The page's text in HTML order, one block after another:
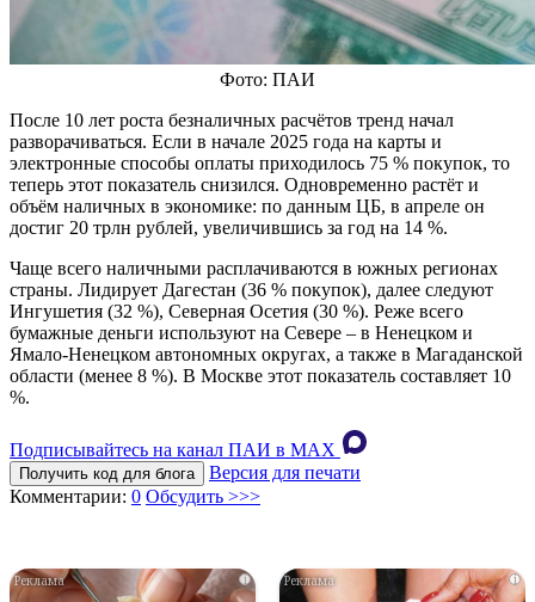
Фото: ПАИ
После 10 лет роста безналичных расчётов тренд начал
разворачиваться. Если в начале 2025 года на карты и
электронные способы оплаты приходилось 75 % покупок, то
теперь этот показатель снизился. Одновременно растёт и
объём наличных в экономике: по данным ЦБ, в апреле он
достиг 20 трлн рублей, увеличившись за год на 14 %.
Чаще всего наличными расплачиваются в южных регионах
страны. Лидирует Дагестан (36 % покупок), далее следуют
Ингушетия (32 %), Северная Осетия (30 %). Реже всего
бумажные деньги используют на Севере – в Ненецком и
Ямало-Ненецком автономных округах, а также в Магаданской
области (менее 8 %). В Москве этот показатель составляет 10
%.
Подписывайтесь на канал ПАИ в MAХ
Получить код для блога
Версия для печати
Комментарии: 0 Обсудить >>>
i i